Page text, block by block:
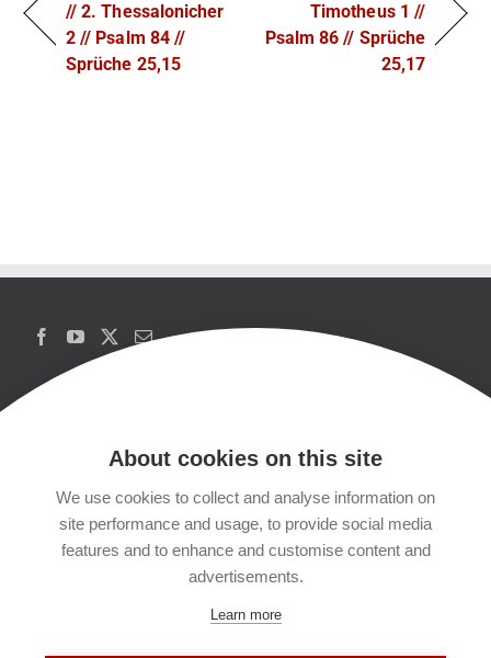
// 2. Thessalonicher
2 // Psalm 84 //
Sprüche 25,15
Timotheus 1 //
Psalm 86 // Sprüche
25,17
Copyrights
Datenschutzerklärung
Kontakt
About cookies on this site
We use cookies to collect and analyse information on
site performance and usage, to provide social media
features and to enhance and customise content and
advertisements.
Learn more